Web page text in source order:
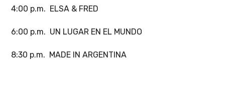
4:00 p.m. ELSA & FRED
6:00 p.m. UN LUGAR EN EL MUNDO
8:30 p.m. MADE IN ARGENTINA